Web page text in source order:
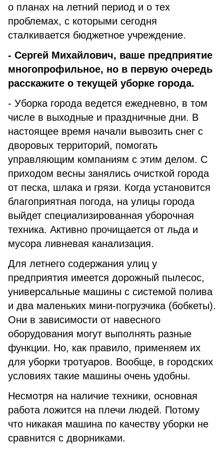
о планах на летний период и о тех
проблемах, с которыми сегодня
сталкивается бюджетное учреждение.
- Сергей Михайлович, ваше предприятие
многопрофильное, но в первую очередь
расскажите о текущей уборке города.
- Уборка города ведется ежедневно, в том
числе в выходные и праздничные дни. В
настоящее время начали вывозить снег с
дворовых территорий, помогать
управляющим компаниям с этим делом. С
приходом весны занялись очисткой города
от песка, шлака и грязи. Когда установится
благоприятная погода, на улицы города
выйдет специализированная уборочная
техника. Активно прочищается от льда и
мусора ливневая канализация.
Для летнего содержания улиц у
предприятия имеется дорожный пылесос,
универсальные машины с системой полива
и два маленьких мини-погрузчика (бобкеты).
Они в зависимости от навесного
оборудования могут выполнять разные
функции. Но, как правило, применяем их
для уборки тротуаров. Вообще, в городских
условиях такие машины очень удобны.
Несмотря на наличие техники, основная
работа ложится на плечи людей. Потому
что никакая машина по качеству уборки не
сравнится с дворниками.